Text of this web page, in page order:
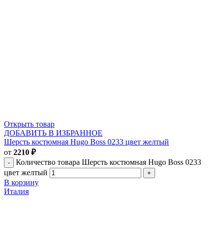
Открыть товар
ДОБАВИТЬ В ИЗБРАННОЕ
Шерсть костюмная Hugo Boss 0233 цвет желтый
от 2210 ₽
Количество товара Шерсть костюмная Hugo Boss 0233
цвет желтый
В корзину
Италия